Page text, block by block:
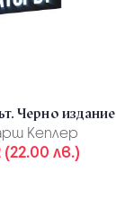
Черно издание
Кеплер
(22.00 лв.)